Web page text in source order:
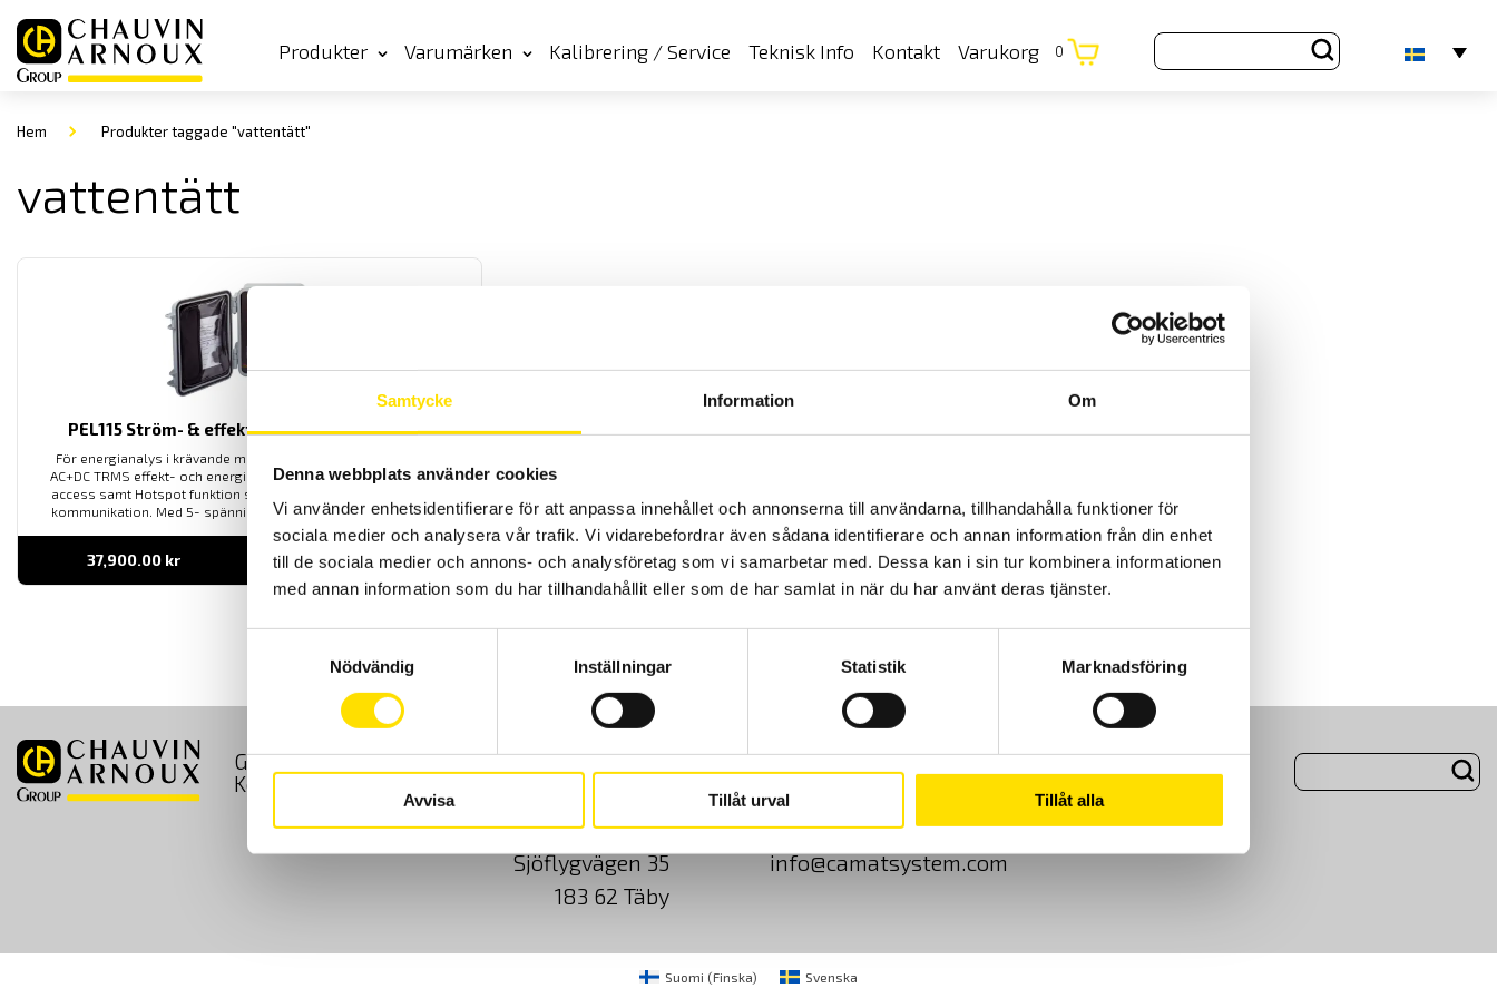
Samtycke Information Om
Denna webbplats använder cookies
Vi använder enhetsidentifierare för att anpassa innehållet och annonserna till användarna, tillhandahålla funktioner för
sociala medier och analysera vår trafik. Vi vidarebefordrar även sådana identifierare och annan information från din enhet
till de sociala medier och annons- och analysföretag som vi samarbetar med. Dessa kan i sin tur kombinera informationen
med annan information som du har tillhandahållit eller som de har samlat in när du har använt deras tjänster.
Nödvändig
Inställningar Statistik Marknadsföring
Avvisa Tillåt urval Tillåt alla
Produkter Varumärken Kalibrering / Service Teknisk Info Kontakt Varukorg 0
Hem Produkter taggade "vattentätt"
vattentätt
PEL115 Ström- & effektlogger IP67 med Wi-Fi
För energianalys i krävande miljöer IP 67 samt klarar - 20º C.
AC+DC TRMS effekt- och energilogger med inbyggd Wi-Fi (både
access samt Hotspot funktion samt SD-kort, USB och Ethernet
kommunikation. Med 5- spännings-och 4- för strömingångar.
37,900.00 kr LÄS MER
GDPR Köpvillkor Cookies Klagomål Kundundersökning
Om Oss
Kontakt
CA Mätsystem AB
Sjöflygvägen 35
183 62 Täby
08-50 52 68 00
info@camatsystem.com
Suomi (Finska) Svenska